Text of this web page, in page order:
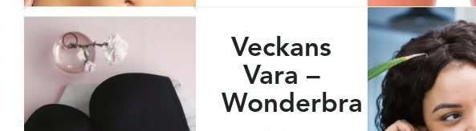
Veckans
Vara –
Wonderbra